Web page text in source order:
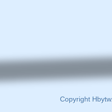
Copyright